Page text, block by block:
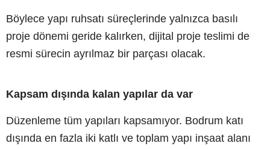
Böylece yapı ruhsatı süreçlerinde yalnızca basılı
proje dönemi geride kalırken, dijital proje teslimi de
resmi sürecin ayrılmaz bir parçası olacak.
Kapsam dışında kalan yapılar da var
Düzenleme tüm yapıları kapsamıyor. Bodrum katı
dışında en fazla iki katlı ve toplam yapı inşaat alanı